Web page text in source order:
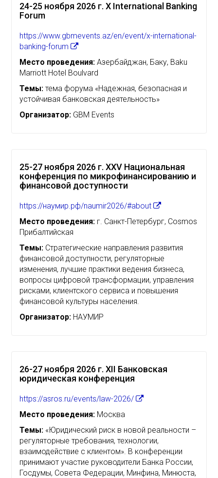
24-25 ноября 2026 г. X International Banking
Forum
https://www.gbmevents.az/en/event/x-international-
banking-forum
Место проведения: Азербайджан, Баку, Baku
Marriott Hotel Boulvard
Темы: тема форума «Надежная, безопасная и
устойчивая банковская деятельность»
Организатор: GBM Events
25-27 ноября 2026 г. XXV Национальная
конференция по микрофинансированию и
финансовой доступности
https://наумир.рф/naumir2026/#about
Место проведения: г. Санкт-Петербург, Cosmos
Прибалтийская
Темы: Стратегические направления развития
финансовой доступности, регуляторные
изменения, лучшие практики ведения бизнеса,
вопросы цифровой трансформации, управления
рисками, клиентского сервиса и повышения
финансовой культуры населения.
Организатор: НАУМИР
26-27 ноября 2026 г. XII Банковская
юридическая конференция
https://asros.ru/events/law-2026/
Место проведения: Москва
Темы: «Юридический риск в новой реальности –
регуляторные требования, технологии,
взаимодействие с клиентом». В конференции
принимают участие руководители Банка России,
Госдумы, Совета Федерации, Минфина, Минюста,